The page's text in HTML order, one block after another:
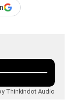
Thinkindot Audio